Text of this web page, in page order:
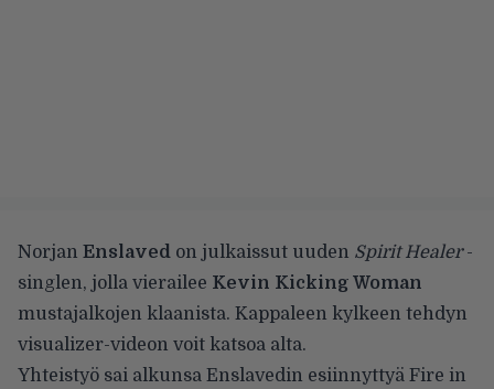
Norjan Enslaved on julkaissut uuden Spirit Healer-
singlen, jolla vierailee Kevin Kicking Woman
mustajalkojen klaanista. Kappaleen kylkeen tehdyn
visualizer-videon voit katsoa alta.
Yhteistyö sai alkunsa Enslavedin esiinnyttyä Fire in